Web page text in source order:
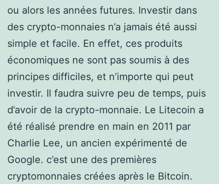
ou alors les années futures. Investir dans
des crypto-monnaies n’a jamais été aussi
simple et facile. En effet, ces produits
économiques ne sont pas soumis à des
principes difficiles, et n’importe qui peut
investir. Il faudra suivre peu de temps, puis
d’avoir de la crypto-monnaie. Le Litecoin a
été réalisé prendre en main en 2011 par
Charlie Lee, un ancien expérimenté de
Google. c’est une des premières
cryptomonnaies créées après le Bitcoin.